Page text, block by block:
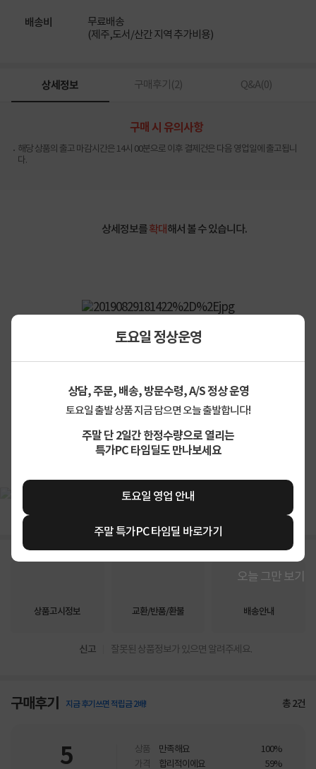
토요일 정상운영
상담, 주문, 배송, 방문수령, A/S 정상 운영
토요일 출발 상품 지금 담으면 오늘 출발합니다!
주말 단 2일간 한정수량으로 열리는
특가PC 타임딜도 만나보세요
토요일 영업 안내
주말 특가PC 타임딜 바로가기
오늘 그만 보기
배송비
무료배송
(제주,도서/산간 지역 추가비용)
상세정보 구매후기(2) Q&A(0)
구매 시 유의사항
해당 상품의 출고 마감시간은 14시 00분으로 이후 결제건은 다음 영업일에 출고됩니
다.
상세정보를확대해서 볼 수 있습니다.
상세정보 펼쳐보기
상품고시정보 교환/반품/환불 배송안내
신고 잘못된 상품정보가 있으면 알려주세요.
구매후기 지금 후기쓰면 적립금 2배! 총2건
5 상품 만족해요
100%
가격
합리적이에요 59%